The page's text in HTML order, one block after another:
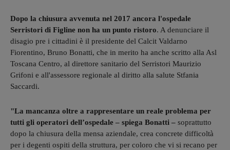
Dopo la chiusura avvenuta nel 2017 ancora l'ospedale
Serristori di Figline non ha un punto ristoro. A denunciare il
disagio pre i cittadini è il presidente del Calcit Valdarno
Fiorentino, Bruno Bonatti, che in merito ha anche scritto alla Asl
Toscana Centro, al direttore sanitario del Serristori Maurizio
Grifoni e all'assessore regionale al diritto alla salute Stfania
Saccardi.
"La mancanza oltre a rappresentare un reale problema per
tutti gli operatori dell’ospedale – spiega Bonatti – soprattutto
dopo la chiusura della mensa aziendale, crea concrete difficoltà
per i degenti ospiti della struttura, per coloro che vi si recano per